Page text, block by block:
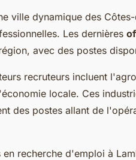
ville dynamique des
Les dernières
avec des postes
recruteurs incluent
locale. Ces
des postes allant de
en recherche d'emploi à